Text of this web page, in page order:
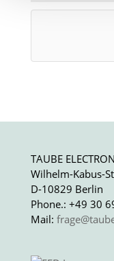
TAUBE
Wilhelm-Kabus-
D-10829 Berlin
Phone.: +49 30
Mail: